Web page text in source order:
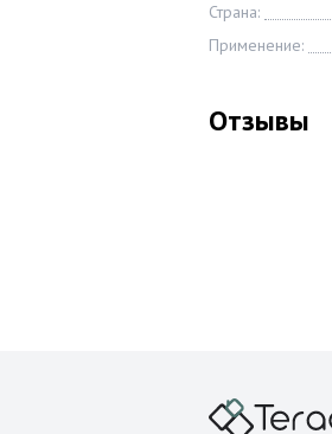
Страна:
Применение:
Отзывы